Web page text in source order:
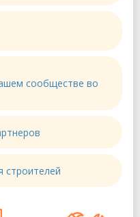
сообществе во
строителей